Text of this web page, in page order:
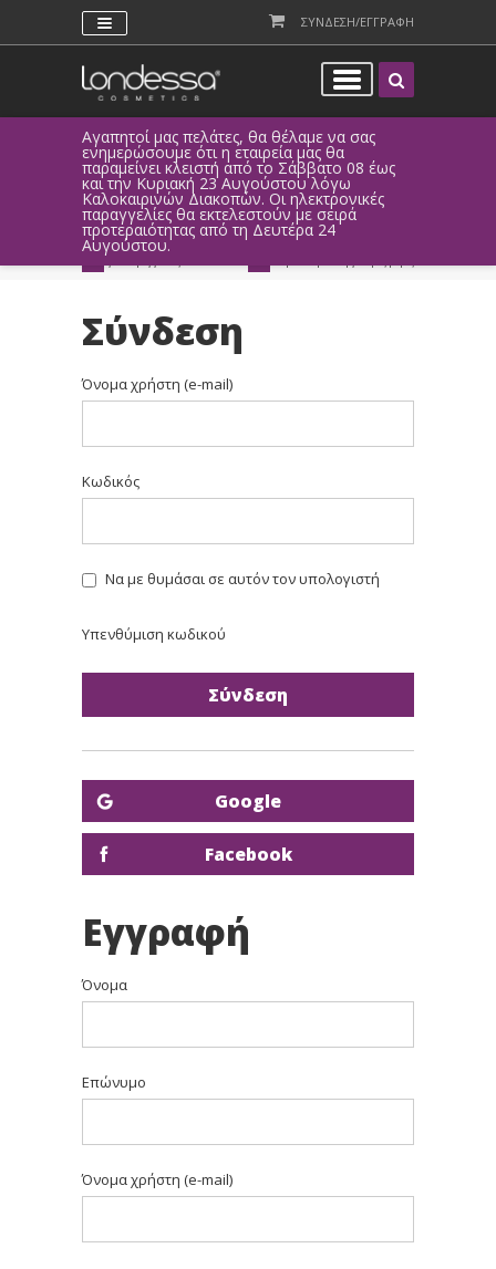
ΣΥΝΔΕΣΗ/ΕΓΓΡΑΦΗ
Αγαπητοί μας πελάτες, θα θέλαμε να σας
ενημερώσουμε ότι η εταιρεία μας θα
παραμείνει κλειστή από το Σάββατο 08 έως
και την Κυριακή 23 Αυγούστου λόγω
Καλοκαιρινών Διακοπών. Οι ηλεκτρονικές
παραγγελίες θα εκτελεστούν με σειρά
προτεραιότητας από τη Δευτέρα 24
Αυγούστου.
ΑΜΕΣΗ ΣΥΝΔΕΣΗ
Facebook, Gmail
ή ως επισκέπτης
ΕΥΚΟΛΕΣ ΑΓΟΡΕΣ
με ευέλικτους τρόπους
πληρωμής
ΔΩΡΕΑΝ ΠΑΡΑΔΟΣΗ
Σύνδεση
Όνομα χρήστη (e-mail)
Κωδικός
Να με θυμάσαι σε αυτόν τον υπολογιστή
Υπενθύμιση κωδικού
Google
Facebook
Εγγραφή
Όνομα
Επώνυμο
Όνομα χρήστη (e-mail)